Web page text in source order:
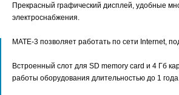
Прекрасный графический дисплей, удобные
электроснабжения.
MATE-3 позволяет работать по сети Internet,
Встроенный слот для SD memory card и 4 Гб
работы оборудования длительностью до 1